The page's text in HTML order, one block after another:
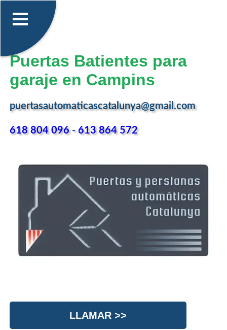
Puertas Batientes para
garaje en Campins
puertasautomaticascatalunya@gmail.com
618 804 096-613 864 572
LLAMAR >>